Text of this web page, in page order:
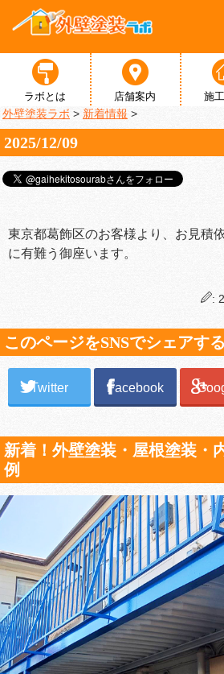
ラボとは 店舗案内 施
外壁塗装ラボ > 新着情報 >
2025/12/09
東京都葛飾区のお客様より、お見積
に有難う御座います。
:
このページをSNSでシェアする
Twitter Facebook
新着！外壁塗装・屋根塗装・
例